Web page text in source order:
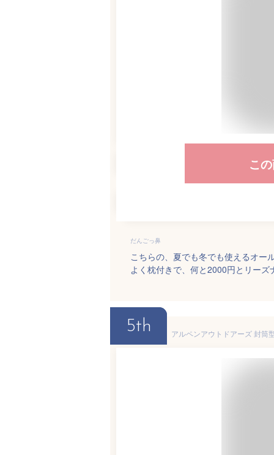
こ
だんごっ鼻
こちらの、夏でも冬でも使えるオー
よく枕付きで、何と2000円とリー
5th